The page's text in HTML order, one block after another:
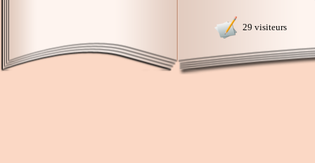
29 visiteurs